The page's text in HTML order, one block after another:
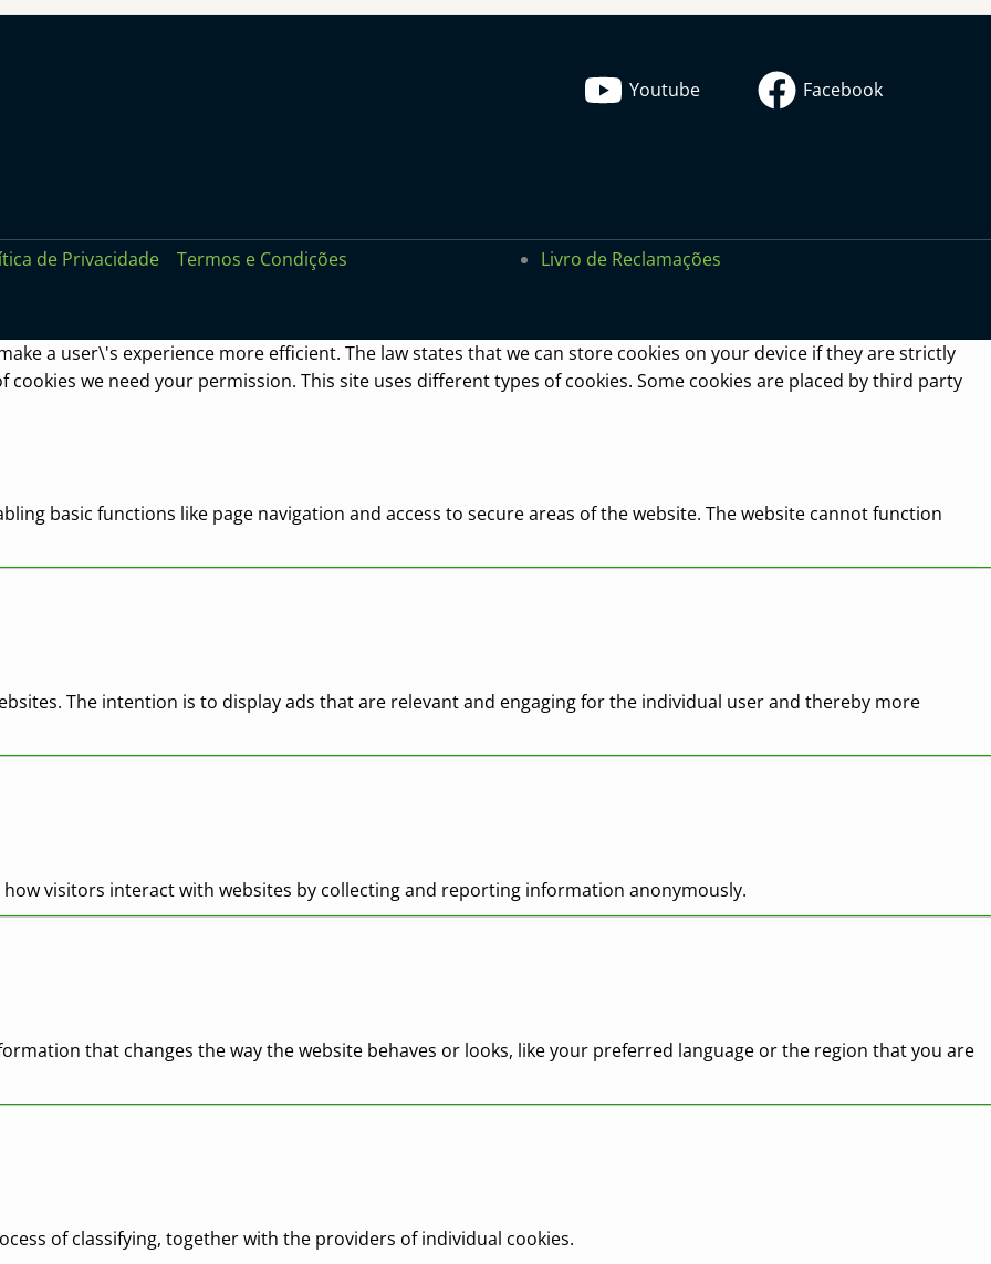
Youtube Facebook
de Privacidade Termos e Condições Livro de Reclamações
a user\'s experience more efficient. The law states that we can store cookies on your device if they are strictly
we need your permission. This site uses different types of cookies. Some cookies are placed by third party
basic functions like page navigation and access to secure areas of the website. The website cannot function
The intention is to display ads that are relevant and engaging for the individual user and thereby more
visitors interact with websites by collecting and reporting information anonymously.
that changes the way the website behaves or looks, like your preferred language or the region that you are
of classifying, together with the providers of individual cookies.